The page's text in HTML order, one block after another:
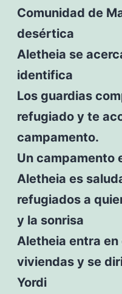
Comunidad de
desértica
Aletheia se
identifica
Los guardias
refugiado y te
campamento.
Un campamento
Aletheia es
refugiados a
y la sonrisa
Aletheia entra
viviendas y se
Yordi